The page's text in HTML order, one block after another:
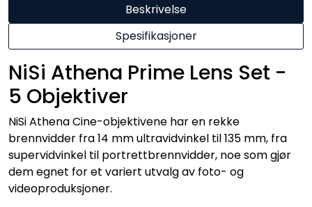
Beskrivelse
Spesifikasjoner
NiSi Athena Prime Lens Set -
5 Objektiver
NiSi Athena Cine-objektivene har en rekke
brennvidder fra 14 mm ultravidvinkel til 135 mm, fra
supervidvinkel til portrettbrennvidder, noe som gjør
dem egnet for et variert utvalg av foto- og
videoproduksjoner.